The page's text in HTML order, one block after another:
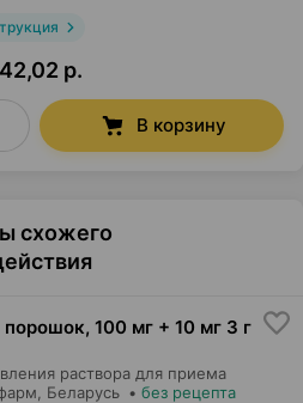
р.
В корзину
схожего
порошок, 100 мг + 10 мг 3 г
раствора для приема
, Беларусь • без рецепта